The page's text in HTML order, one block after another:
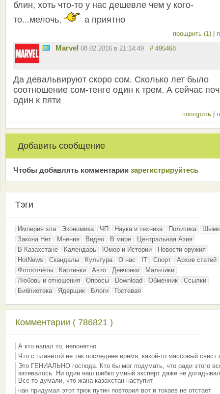
блин, хоть что-то у нас дешевле чем у кого-
то...мелочь,
а приятно
поощрить (1)
Marvel 08.02.2016 в 21:14:49 # 495468
Да девальвируют скоро сом. Сколько лет было
соотношение сом-тенге один к трем. А сейчас
один к пяти
поощрить
Добавить сообщение
Чтобы добавлять комментарии зарeгиcтрирyйтeсь
Тэги
Империя зла Экономика ЧП Наука и техника Политика
Закона.Нет
Мнения Видео В мире
Центральная Азия
В Казахстане
Календарь Юмор и Истории
Новости оружия
HotNews
Скандалы Культура О нас IT Спорт
Архив статей
Фотоотчёты
Картинки Авто Девчонки
Мальчики
Любовь и отношения
Опросы Download Обменник
Ссылки
Библиотека
Ядерщик Блоги Гостевая
Комментарии ( 786821 )
А кто напал то, непонятно
Что с планетой не так последнее время, какой-то массовый свист
Это ГЕНИАЛЬНО господа. Кто бы мог подумать, что ради этого
затевалось. Ни один наш шибко умный эксперт даже не
Все то думали, что жана казахстан наступит
нан придумал этот трюк путин повторил вот и токаев не отстает